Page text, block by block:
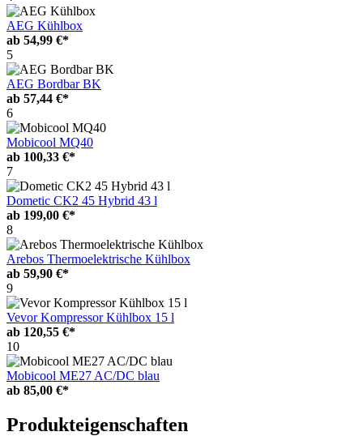
AEG Kühlbox
ab 54,99 €*
5
AEG Bordbar BK
ab 57,44 €*
6
Mobicool MQ40
ab 100,33 €*
7
Dometic CK2 45 Hybrid 43 l
ab 199,00 €*
8
Arebos Thermoelektrische Kühlbox
ab 59,90 €*
9
Vevor Kompressor Kühlbox 15 l
ab 120,55 €*
10
Mobicool ME27 AC/DC blau
ab 85,00 €*
Produkteigenschaften